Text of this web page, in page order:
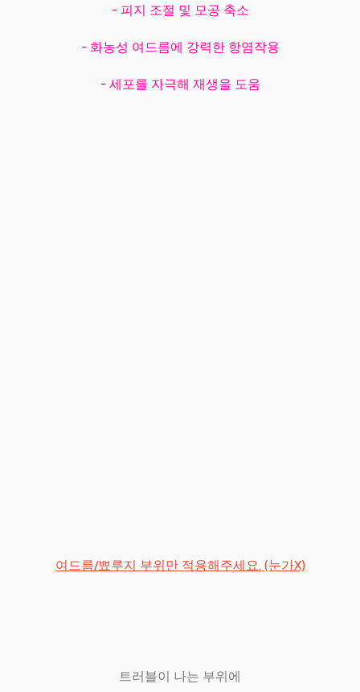
- 피지 조절 및 모공 축소
- 화농성 여드름에 강력한 항염작용
- 세포를 자극해 재생을 도움
여드름/뾰루지 부위만 적용해주세요. (눈가X)
트러블이 나는 부위에